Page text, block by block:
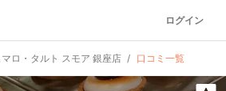
ログイン
ロ・タルト スモア 銀座店 口コミ一覧